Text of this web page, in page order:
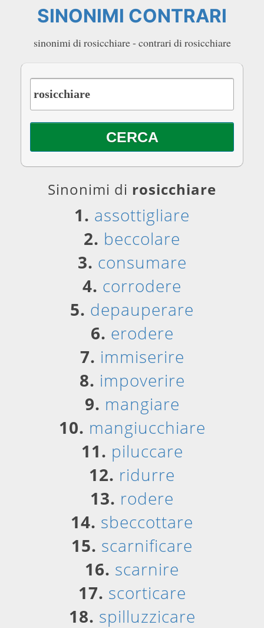
SINONIMI CONTRARI
sinonimi di rosicchiare - contrari di rosicchiare
Sinonimi di rosicchiare
1. assottigliare
2. beccolare
3. consumare
4. corrodere
5. depauperare
6. erodere
7. immiserire
8. impoverire
9. mangiare
10. mangiucchiare
11. piluccare
12. ridurre
13. rodere
14. sbeccottare
15. scarnificare
16. scarnire
17. scorticare
18. spilluzzicare